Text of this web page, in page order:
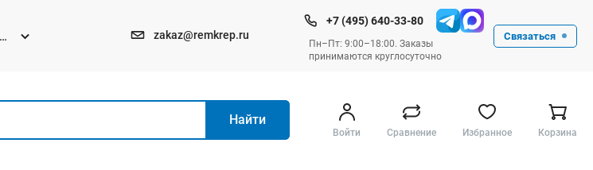
zakaz@remkrep.ru
+7 (495) 640-33-80
Пн–Пт: 9:00–18:00. Заказы
принимаются круглосуточно
Связаться
Найти
Войти Сравнение Избранное Корзина